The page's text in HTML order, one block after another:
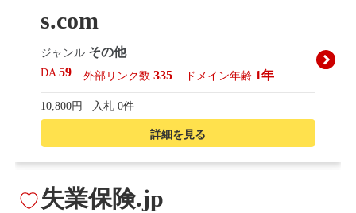
詳細を見る
s.com
ジャンル その他
DA59 外部リンク数 335 ドメイン年齢 1年
10,800円 入札 0件
失業保険.jp